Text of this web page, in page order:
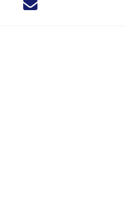
Deel dit nieuwsbericht via X -
Deel dit nieuwsbericht via
Deel dit nieuwsbericht
Deel dit